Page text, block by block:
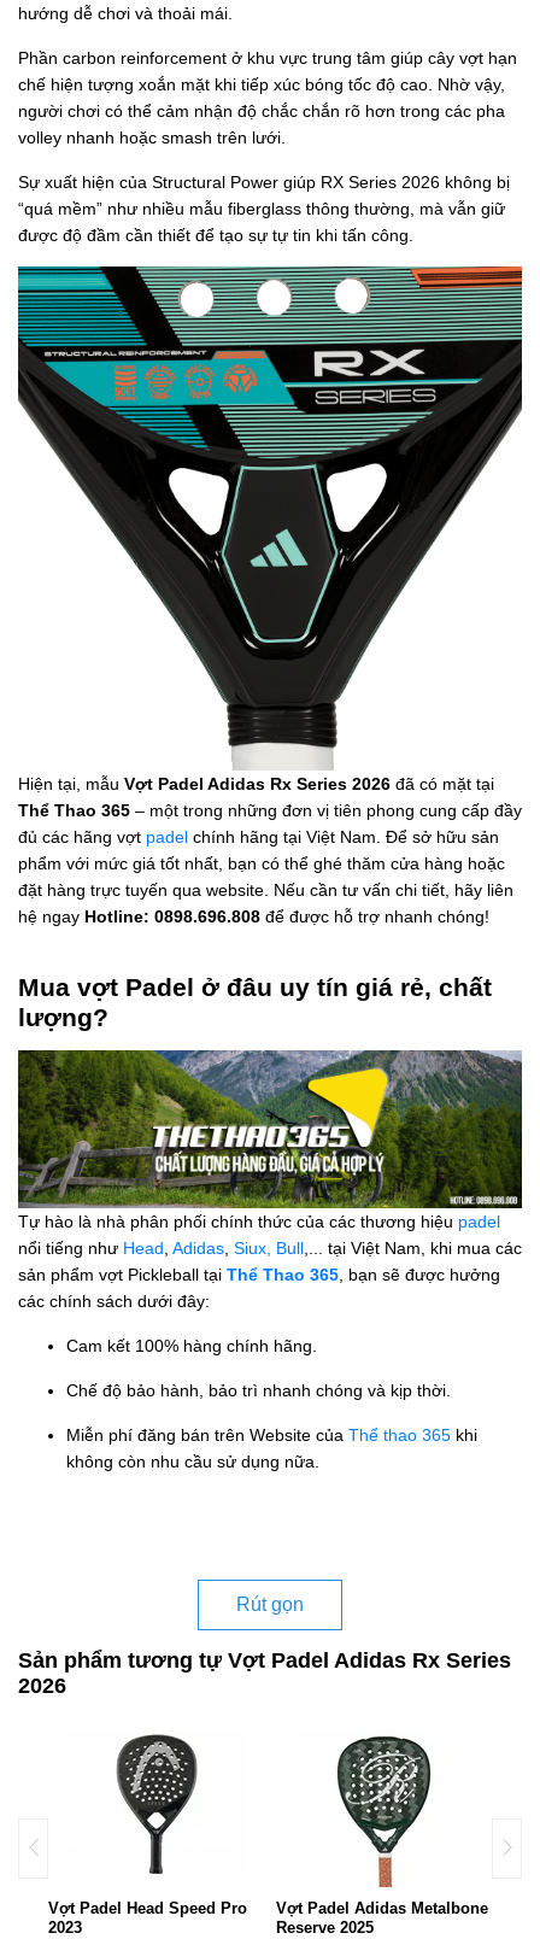
hướng dễ chơi và thoải mái.
Phần carbon reinforcement ở khu vực trung tâm giúp cây vợt hạn
chế hiện tượng xoắn mặt khi tiếp xúc bóng tốc độ cao. Nhờ vậy,
người chơi có thể cảm nhận độ chắc chắn rõ hơn trong các pha
volley nhanh hoặc smash trên lưới.
Sự xuất hiện của Structural Power giúp RX Series 2026 không bị
“quá mềm” như nhiều mẫu fiberglass thông thường, mà vẫn giữ
được độ đầm cần thiết để tạo sự tự tin khi tấn công.
Hiện tại, mẫu Vợt Padel Adidas Rx Series 2026 đã có mặt tại
Thể Thao 365 – một trong những đơn vị tiên phong cung cấp đầy
đủ các hãng vợt padel chính hãng tại Việt Nam. Để sở hữu sản
phẩm với mức giá tốt nhất, bạn có thể ghé thăm cửa hàng hoặc
đặt hàng trực tuyến qua website. Nếu cần tư vấn chi tiết, hãy liên
hệ ngay Hotline: 0898.696.808 để được hỗ trợ nhanh chóng!
Mua vợt Padel ở đâu uy tín giá rẻ, chất
lượng?
Tự hào là nhà phân phối chính thức của các thương hiệu padel
nổi tiếng như Head Adidas Siux, Bull ,... tại Việt Nam, khi mua các
sản phẩm vợt Pickleball tại Thể Thao 365 , bạn sẽ được hưởng
các chính sách dưới đây:
Cam kết 100% hàng chính hãng.
Chế độ bảo hành, bảo trì nhanh chóng và kịp thời.
Miễn phí đăng bán trên Website của Thể thao 365 khi
không còn nhu cầu sử dụng nữa.
Rút gọn
Sản phẩm tương tự Vợt Padel Adidas Rx Series
2026
Vợt Padel Head Speed Pro
2023
Vợt Padel Adidas Metalbone
Reserve 2025